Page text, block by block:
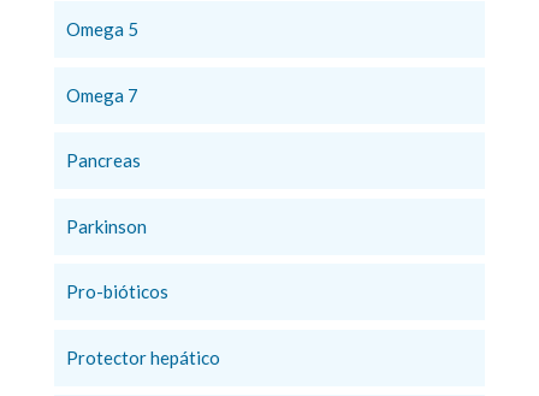
Omega 5
Omega 7
Pancreas
Parkinson
Pro-bióticos
Protector hepático